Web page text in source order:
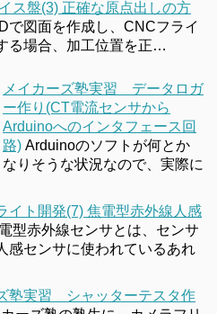
ス盤(3) 正確な原点出しの方
で図面を作成し、CNCフライ
る場合、加工位置を正…
メイカーズ塾実習 データロガ
ー作り(CT電流センサから
Arduinoへのインタフェース回
路) Arduinoのソフトが何とか
なりそうな状況なので、実際に
イト開発(7) 焦電型赤外線人感
型赤外線センサとは、センサ
感センサに使われているあれ
塾実習 シャッターテスタ作